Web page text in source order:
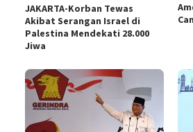
JAKARTA-Korban Tewas
Akibat Serangan Israel di
Palestina Mendekati 28.000
Jiwa